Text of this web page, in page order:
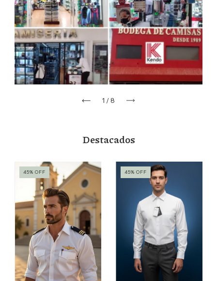
1 /8
Destacados
45% OFF 45% OFF